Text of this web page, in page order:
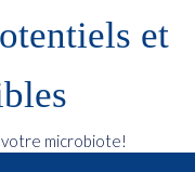
et
microbiote!